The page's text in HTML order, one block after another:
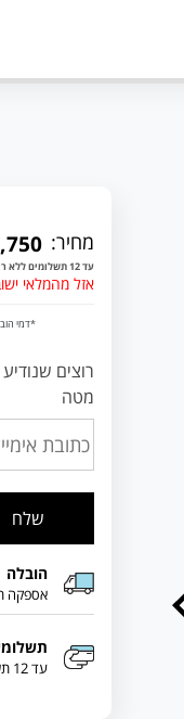
מחיר:
עד 12 תשלומים ללא ריבית | המחיר כולל הובלה
אזל מהמלאי
*דמי הובלה
רוצים
מטה
שלח
הובלה
אספקה תוך 5 ימי
עד 12 תשלומים ללא ריבית באמצעות כרטיס אשראי